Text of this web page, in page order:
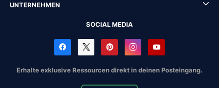
UNTERNEHMEN
SOCIAL MEDIA
Erhalte exklusive Ressourcen direkt in deinen Posteingang.